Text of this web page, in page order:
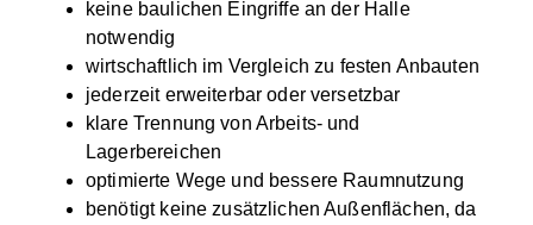
keine baulichen Eingriffe an der Halle
notwendig
wirtschaftlich im Vergleich zu festen Anbauten
jederzeit erweiterbar oder versetzbar
klare Trennung von Arbeits- und
Lagerbereichen
optimierte Wege und bessere Raumnutzung
benötigt keine zusätzlichen Außenflächen, da